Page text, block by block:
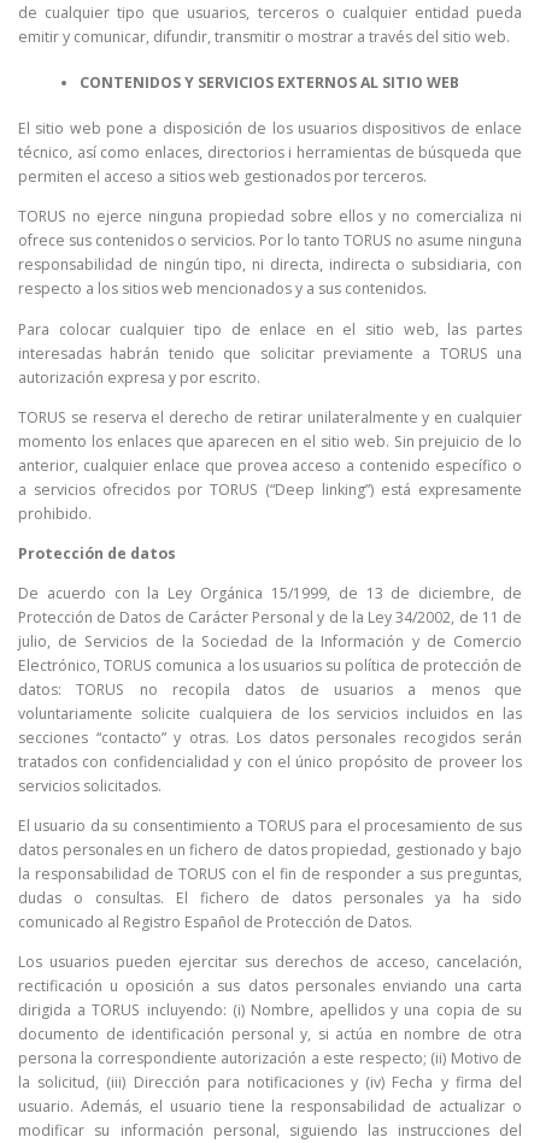
de cualquier tipo que usuarios, terceros o cualquier entidad pueda
emitir y comunicar, difundir, transmitir o mostrar a través del sitio web.
CONTENIDOS Y SERVICIOS EXTERNOS AL SITIO WEB
El sitio web pone a disposición de los usuarios dispositivos de enlace
técnico, así como enlaces, directorios i herramientas de búsqueda que
permiten el acceso a sitios web gestionados por terceros.
TORUS no ejerce ninguna propiedad sobre ellos y no comercializa ni
ofrece sus contenidos o servicios. Por lo tanto TORUS no asume ninguna
responsabilidad de ningún tipo, ni directa, indirecta o subsidiaria, con
respecto a los sitios web mencionados y a sus contenidos.
Para colocar cualquier tipo de enlace en el sitio web, las partes
interesadas habrán tenido que solicitar previamente a TORUS una
autorización expresa y por escrito.
TORUS se reserva el derecho de retirar unilateralmente y en cualquier
momento los enlaces que aparecen en el sitio web. Sin prejuicio de lo
anterior, cualquier enlace que provea acceso a contenido específico o
a servicios ofrecidos por TORUS (“Deep linking”) está expresamente
prohibido.
Protección de datos
De acuerdo con la Ley Orgánica 15/1999, de 13 de diciembre, de
Protección de Datos de Carácter Personal y de la Ley 34/2002, de 11 de
julio, de Servicios de la Sociedad de la Información y de Comercio
Electrónico, TORUS comunica a los usuarios su política de protección de
datos: TORUS no recopila datos de usuarios a menos que
voluntariamente solicite cualquiera de los servicios incluidos en las
secciones “contacto” y otras. Los datos personales recogidos serán
tratados con confidencialidad y con el único propósito de proveer los
servicios solicitados.
El usuario da su consentimiento a TORUS para el procesamiento de sus
datos personales en un fichero de datos propiedad, gestionado y bajo
la responsabilidad de TORUS con el fin de responder a sus preguntas,
dudas o consultas. El fichero de datos personales ya ha sido
comunicado al Registro Español de Protección de Datos.
Los usuarios pueden ejercitar sus derechos de acceso, cancelación,
rectificación u oposición a sus datos personales enviando una carta
dirigida a TORUS incluyendo: (i) Nombre, apellidos y una copia de su
documento de identificación personal y, si actúa en nombre de otra
persona la correspondiente autorización a este respecto; (ii) Motivo de
la solicitud, (iii) Dirección para notificaciones y (iv) Fecha y firma del
usuario. Además, el usuario tiene la responsabilidad de actualizar o
modificar su información personal, siguiendo las instrucciones del